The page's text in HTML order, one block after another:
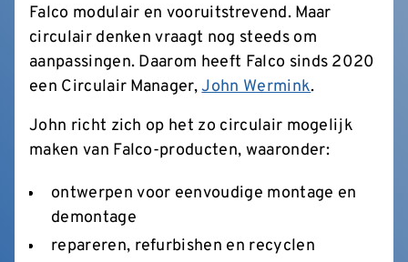
Falco modulair en vooruitstrevend. Maar
circulair denken vraagt nog steeds om
aanpassingen. Daarom heeft Falco sinds 2020
een Circulair Manager,John Wermink.
John richt zich op het zo circulair mogelijk
maken van Falco-producten, waaronder:
ontwerpen voor eenvoudige montage en
demontage
repareren, refurbishen en recyclen